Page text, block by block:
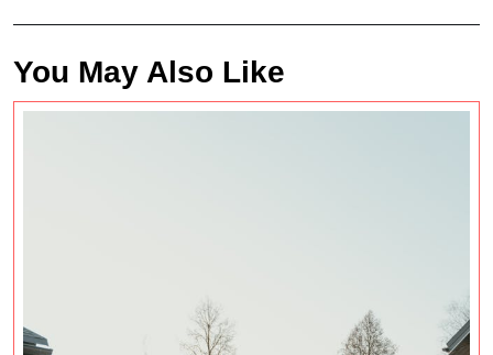
You May Also Like